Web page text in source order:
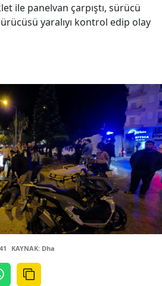
ile panelvan çarpıştı, sürücü
yaralıyı kontrol edip olay
KAYNAK: Dha